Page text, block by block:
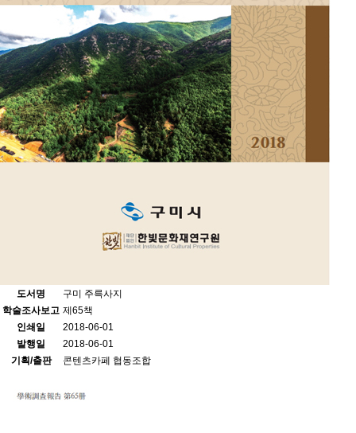
도서명
구미 주륵사지
학술조사보고 제65책
인쇄일
2018-06-01
발행일
2018-06-01
기획/출판
콘텐츠카페 협동조합